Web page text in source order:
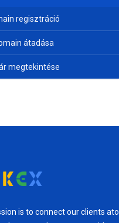
regisztráció
átadása
megtekintése
is to connect our clients ato